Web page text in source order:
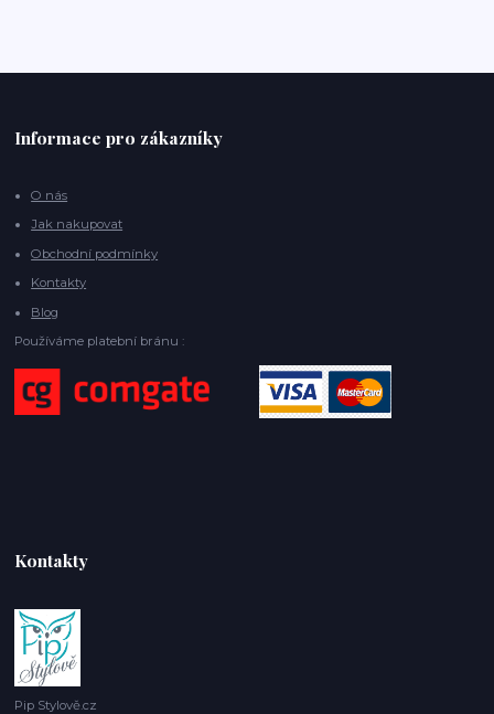
Informace pro zákazníky
O nás
Jak nakupovat
Obchodní podmínky
Kontakty
Blog
Používáme platební bránu :
Kontakty
Pip Stylově.cz